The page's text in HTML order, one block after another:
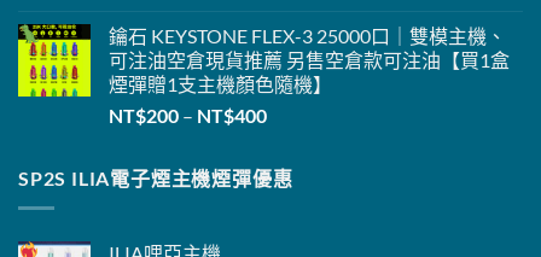
鑰石 KEYSTONE FLEX-3 25000口｜雙模主機、
可注油空倉現貨推薦 另售空倉款可注油【買1盒
煙彈贈1支主機顏色隨機】
NT$200 – NT$400價
範
圍：
SP2S ILIA電子煙主機煙彈優惠
ILIA哩亞主機